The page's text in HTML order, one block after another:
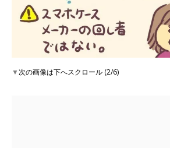
▼次の画像は下へスクロール (2/6)